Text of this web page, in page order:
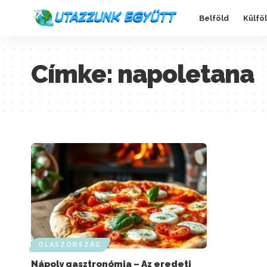
Belföld
Címke: napoletana
OLASZORSZÁG
Nápoly gasztronómia – Az eredeti